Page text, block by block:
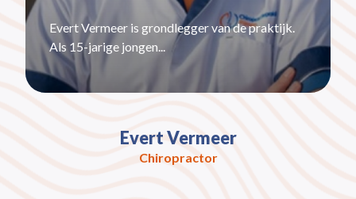
Evert Vermeer is grondlegger van de praktijk.
Als 15-jarige jongen...
Evert Vermeer
Chiropractor